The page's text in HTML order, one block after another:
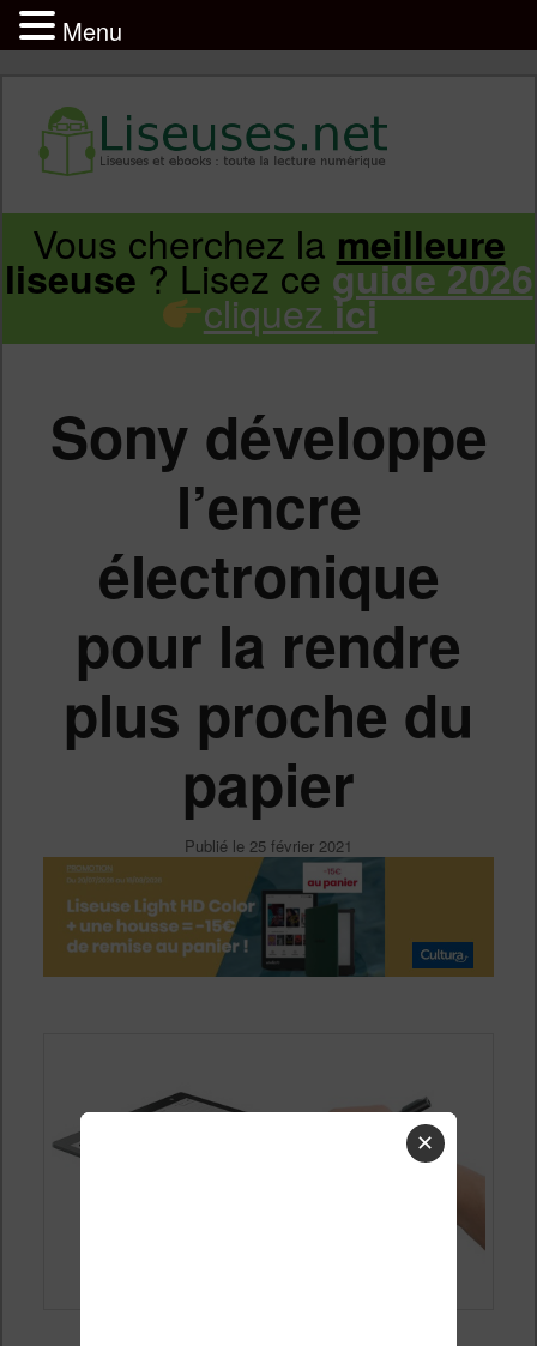
Infos sur les liseuses Kindle, Kobo,
Vivlio, Pocketbook
Aller
principal
Aller
secondaire
Vous cherchez la meilleure
liseuse? Lisez ceguide 2026
cliquez ici
Sony développe
l’encre
électronique
pour la rendre
plus proche du
papier
Publié le 25 février 2021
✕
Menu